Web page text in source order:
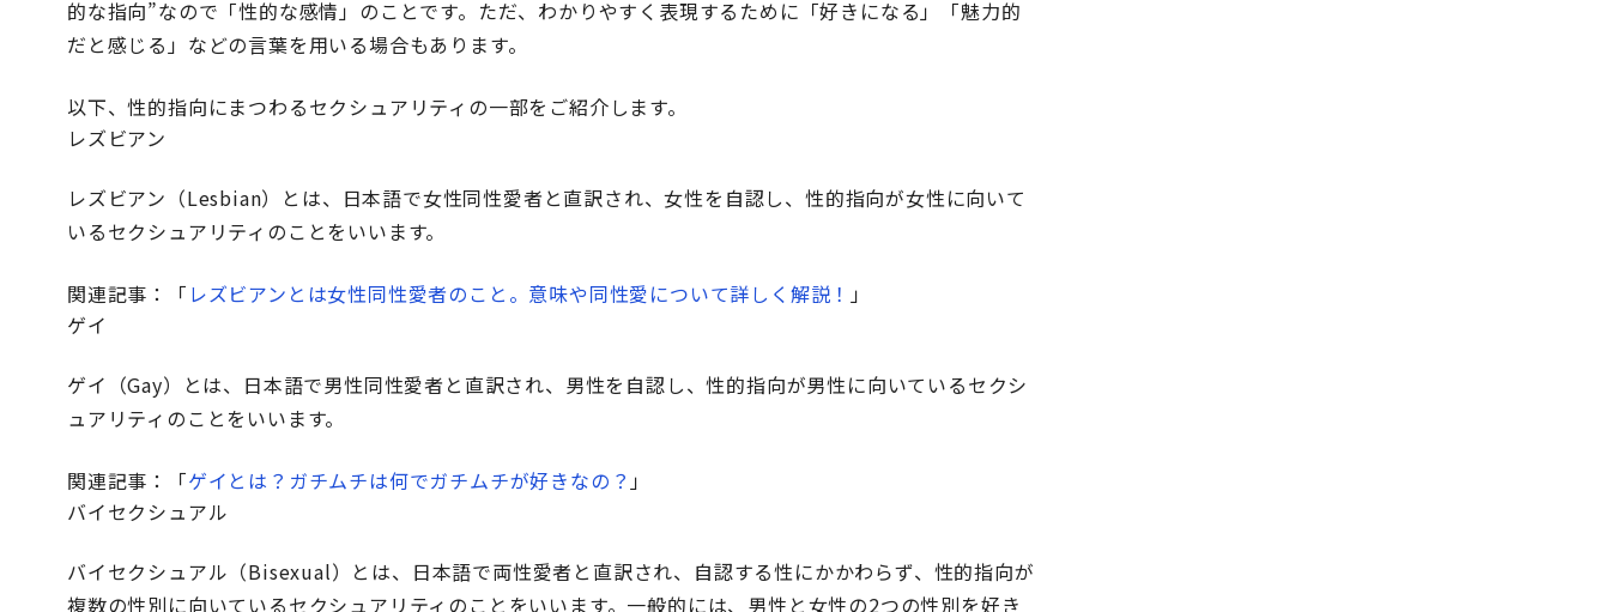
的な指向”なので「性的な感情」のことです。ただ、わかりやすく表現するために「好きになる」「魅力的
だと感じる」などの言葉を用いる場合もあります。
以下、性的指向にまつわるセクシュアリティの一部をご紹介します。
レズビアン
レズビアン（Lesbian）とは、日本語で女性同性愛者と直訳され、女性を自認し、性的指向が女性に向いて
いるセクシュアリティのことをいいます。
関連記事：「 レズビアンとは女性同性愛者のこと。意味や同性愛について詳しく解説！ 」
ゲイ
ゲイ（Gay）とは、日本語で男性同性愛者と直訳され、男性を自認し、性的指向が男性に向いているセクシ
ュアリティのことをいいます。
関連記事：「ゲイとは？ガチムチは何でガチムチが好きなの？ 」
バイセクシュアル
バイセクシュアル（Bisexual）とは、日本語で両性愛者と直訳され、自認する性にかかわらず、性的指向が
複数の性別に向いているセクシュアリティのことをいいます。一般的には、男性と女性の2つの性別を好き